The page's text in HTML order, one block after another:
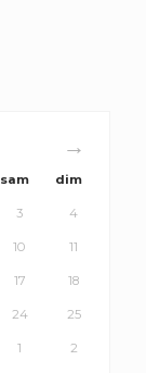
sam dim
3 4
10 11
17 18
24 25
1 2